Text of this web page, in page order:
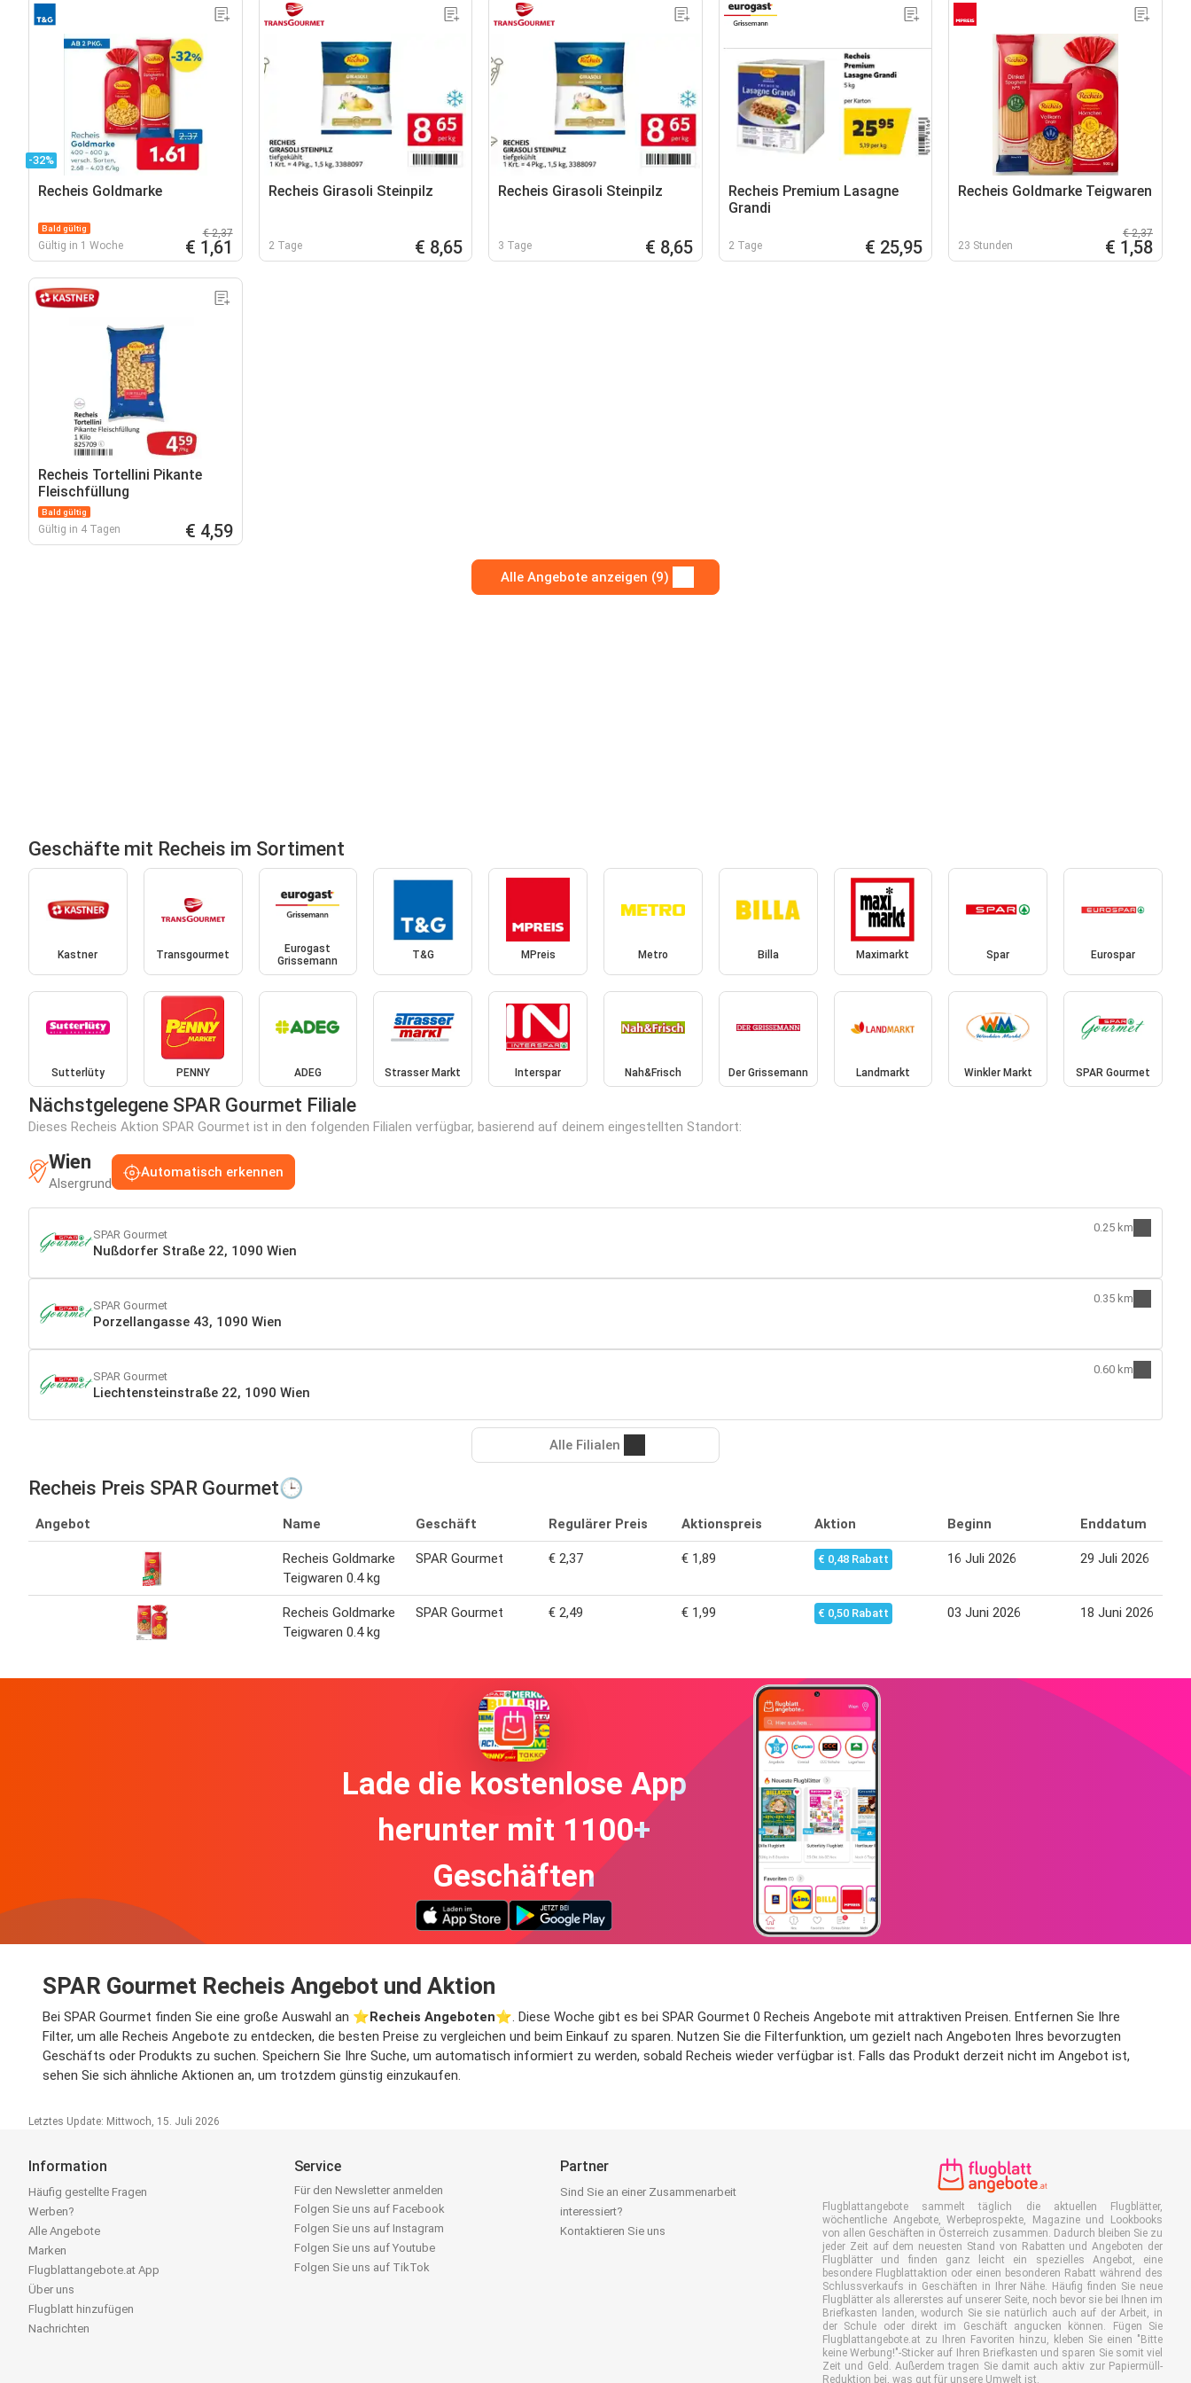
-32%
Recheis Goldmarke
Bald gültig
Gültig in 1 Woche
€ 2,37
€ 1,61
Recheis Girasoli Steinpilz
2 Tage € 8,65
Recheis Girasoli Steinpilz
3 Tage € 8,65
Recheis Premium Lasagne
Grandi
2 Tage € 25,95
Recheis Goldmarke Teigwaren
23 Stunden
€ 2,37
€ 1,58
Recheis Tortellini Pikante
Fleischfüllung
Bald gültig
Gültig in 4 Tagen € 4,59
Alle Angebote anzeigen (9)
Geschäfte mit Recheis im Sortiment
Kastner Transgourmet
Eurogast
Grissemann
T&G MPreis Metro Billa Maximarkt Spar Eurospar
Sutterlüty PENNY ADEG Strasser Markt Interspar Nah&Frisch Der Grissemann Landmarkt Winkler Markt SPAR Gourmet
Nächstgelegene SPAR Gourmet Filiale
Dieses Recheis Aktion SPAR Gourmet ist in den folgenden Filialen verfügbar, basierend auf deinem eingestellten Standort:
Wien
Alsergrund
Automatisch erkennen
SPAR Gourmet
Nußdorfer Straße 22, 1090 Wien
0.25 km
SPAR Gourmet
Porzellangasse 43, 1090 Wien
0.35 km
SPAR Gourmet
Liechtensteinstraße 22, 1090 Wien
0.60 km
Alle Filialen
Recheis Preis SPAR Gourmet🕒
Angebot Name Geschäft Regulärer Preis Aktionspreis Aktion Beginn Enddatum
Recheis Goldmarke
Teigwaren 0.4 kg
SPAR Gourmet € 2,37 € 1,89 € 0,48 Rabatt 16 Juli 2026 29 Juli 2026
Recheis Goldmarke
Teigwaren 0.4 kg
SPAR Gourmet € 2,49 € 1,99 € 0,50 Rabatt 03 Juni 2026 18 Juni 2026
Lade die kostenlose App
herunter mit 1100+
Geschäften
SPAR Gourmet Recheis Angebot und Aktion
Bei SPAR Gourmet finden Sie eine große Auswahl an ⭐️Recheis Angeboten⭐️. Diese Woche gibt es bei SPAR Gourmet 0 Recheis Angebote mit attraktiven Preisen. Entfernen Sie Ihre
Filter, um alle Recheis Angebote zu entdecken, die besten Preise zu vergleichen und beim Einkauf zu sparen. Nutzen Sie die Filterfunktion, um gezielt nach Angeboten Ihres bevorzugten
Geschäfts oder Produkts zu suchen. Speichern Sie Ihre Suche, um automatisch informiert zu werden, sobald Recheis wieder verfügbar ist. Falls das Produkt derzeit nicht im Angebot ist,
sehen Sie sich ähnliche Aktionen an, um trotzdem günstig einzukaufen.
Letztes Update: Mittwoch, 15. Juli 2026
Information
Häufig gestellte Fragen
Werben?
Alle Angebote
Marken
Flugblattangebote.at App
Über uns
Flugblatt hinzufügen
Nachrichten
Service
Für den Newsletter anmelden
Folgen Sie uns auf Facebook
Folgen Sie uns auf Instagram
Folgen Sie uns auf Youtube
Folgen Sie uns auf TikTok
Partner
Sind Sie an einer Zusammenarbeit
interessiert?
Kontaktieren Sie uns
Flugblattangebote sammelt täglich die aktuellen Flugblätter,
wöchentliche Angebote, Werbeprospekte, Magazine und Lookbooks
von allen Geschäften in Österreich zusammen. Dadurch bleiben Sie zu
jeder Zeit auf dem neuesten Stand von Rabatten und Angeboten der
Flugblätter und finden ganz leicht ein spezielles Angebot, eine
besondere Flugblattaktion oder einen besonderen Rabatt während des
Schlussverkaufs in Geschäften in Ihrer Nähe. Häufig finden Sie neue
Flugblätter als allererstes auf unserer Seite, noch bevor sie bei Ihnen im
Briefkasten landen, wodurch Sie sie natürlich auch auf der Arbeit, in
der Schule oder direkt im Geschäft angucken können. Fügen Sie
Flugblattangebote.at zu Ihren Favoriten hinzu, kleben Sie einen "Bitte
keine Werbung!"-Sticker auf Ihren Briefkasten und sparen Sie somit viel
Zeit und Geld. Außerdem tragen Sie damit auch aktiv zur Papiermüll-
Reduktion bei, was gut für unsere Umwelt ist.